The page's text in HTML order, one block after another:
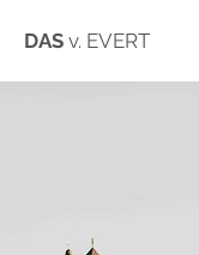
DAS v. EVERT